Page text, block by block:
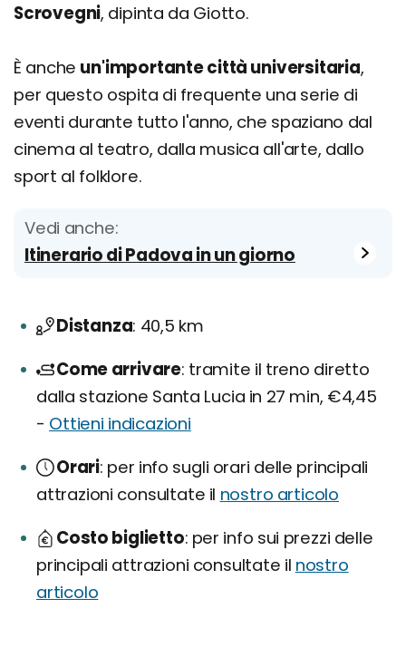
Scrovegni, dipinta da Giotto.
È anche un'importante città universitaria,
per questo ospita di frequente una serie di
eventi durante tutto l'anno, che spaziano dal
cinema al teatro, dalla musica all'arte, dallo
sport al folklore.
Vedi anche:
Itinerario di Padova in un giorno
Distanza 40,5 km
Come arrivare tramite il treno diretto
dalla stazione Santa Lucia in 27 min, €4,45
- Ottieni indicazioni
Orari per info sugli orari delle principali
attrazioni consultate il nostro articolo
Costo biglietto per info sui prezzi delle
principali attrazioni consultate il nostro
articolo